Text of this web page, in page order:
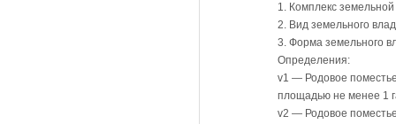
1. Комплекс
2. Вид земельного
3. Форма земельного
Определения:
v1 — Родовое
площадью не менее 1
v2 — Родовое